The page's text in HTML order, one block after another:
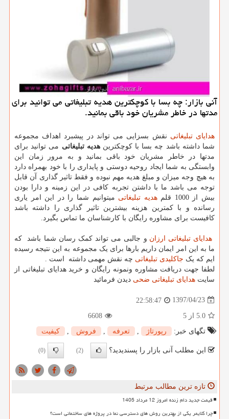
آنی بازار: چه بسا با كوچكترین هدیه تبلیغاتی می توانید برای
مدتها در خاطر مشریان خود باقی بمانید.
هدایای تبلیغاتی نقش بسزایی می تواند در پیشبرد اهداف مجموعه
شما داشته باشد چه بسا با کوچکترینهدیه تبلیغاتی می توانید برای
مدتها در خاطر مشریان خود باقی بمانید و به مرور زمان این
وابستگی به شما ایجاد روحیه دوستی و پایداری را با خود بهمراه دارد
به هیچ وجه میزان و مبلغ هدیه مهم نبوده و فقط تاثیر گذاری آن قابل
توجه می باشد ما با داشتن تجربه کافی در این زمینه و دارا بودن
بیش از 1000 قلم
هدیه تبلیغاتی میتوانیم شما را در این امر یاری
رسانده و با کمترین هزینه بیشترین تاثیر گذاری را داشته باشد
کافیست برای مشاوره رایگان با کارشناسان ما تماس بگیرد.
هدایای تبلیغاتی ارزان و جالبی می تواند کمک رسان شما باشد که
ما به این امر ایمان داریم بارها برای یک مجموعه به این نتیجه رسیده
ایم که یک جاکلیدی تبلیغاتی چه نقش مهمی داشته است .
لطفا جهت دریافت مشاوره ونمونه رایگان و خرید هدایای تبلیغاتی از
سایت هدایای تبلیغاتی ضحی دیدن فرمائید
1397/04/23
22:58:47
5.0 از 5
6608
تگهای خبر:
رپورتاژ تعرفه فروش كیفیت
این مطلب آنی بازار را پسندیدید؟ (2)
(0)
تازه ترین مطالب مرتبط
قیمت جدید دام زنده امروز 12 مرداد 1405
چرا کلایمر یکی از بهترین روش های دسترسی نما در پروژه های ساختمانی است؟